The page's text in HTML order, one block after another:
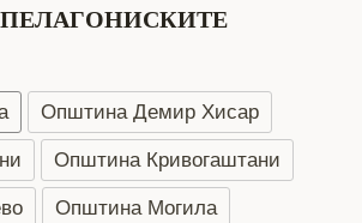
Општина Демир Хисар
Општина Кривогаштани
Општина Могила